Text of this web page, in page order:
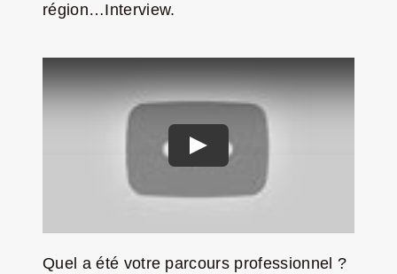
région…Interview.
Quel a été votre parcours professionnel ?